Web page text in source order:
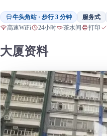
牛头角站 · 步行 3 分钟 服务式
高速WiFi 24小时 茶水间 打印
大厦资料